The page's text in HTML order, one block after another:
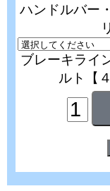
ハンドルバー
ブレーキライ
ルト【